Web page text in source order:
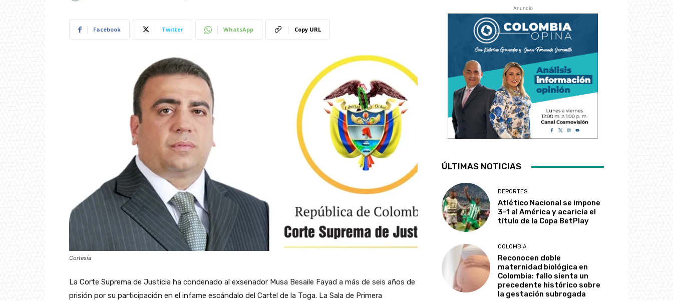
Facebook Twitter WhatsApp Copy URL
Cortesía
La Corte Suprema de Justicia ha condenado al exsenador Musa Besaile Fayad a más de seis años de
prisión por su participación en el infame escándalo del Cartel de la Toga. La Sala de Primera
Anuncio
ÚLTIMAS NOTICIAS
DEPORTES
Atlético Nacional se impone
3-1 al América y acaricia el
título de la Copa BetPlay
COLOMBIA
Reconocen doble
maternidad biológica en
Colombia: fallo sienta un
precedente histórico sobre
la gestación subrogada